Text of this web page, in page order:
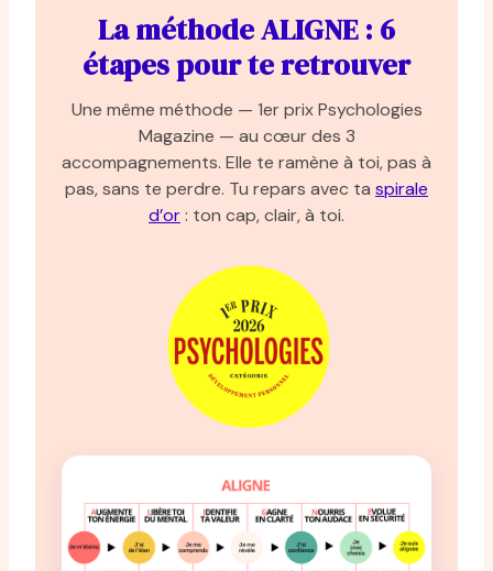
La méthode ALIGNE : 6
étapes pour te retrouver
Une même méthode — 1er prix Psychologies
Magazine — au cœur des 3
accompagnements. Elle te ramène à toi, pas à
pas, sans te perdre. Tu repars avec ta spirale
d’or: ton cap, clair, à toi.